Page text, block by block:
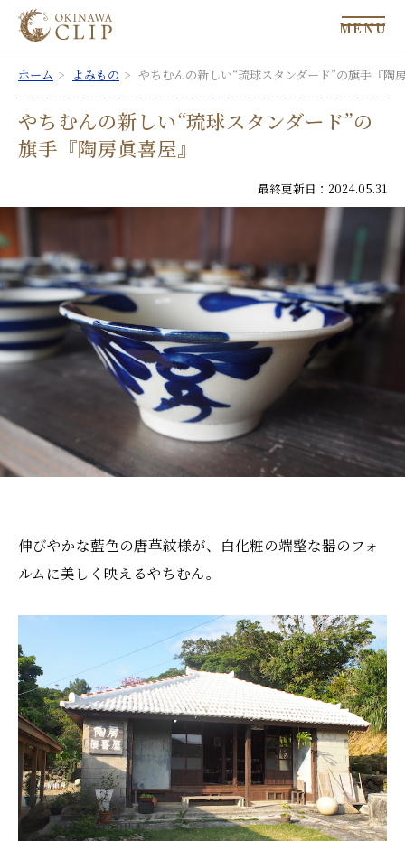
MENU
ホーム よみもの やちむんの新しい“琉球スタンダード”の旗手『陶
やちむんの新しい“琉球スタンダード”の
旗手『陶房眞喜屋』
最終更新日：2024.05.31
伸びやかな藍色の唐草紋様が、白化粧の端整な器のフォ
ルムに美しく映えるやちむん。